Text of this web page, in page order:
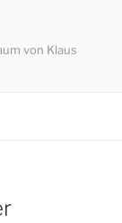
von Klaus